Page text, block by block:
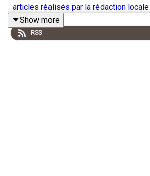
articles réalisés par la rédaction locale
Show more
RSS